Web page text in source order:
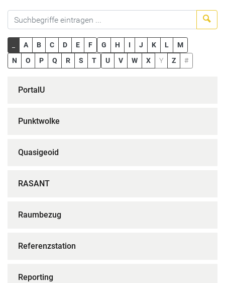
A B C D E F G H I J K L
M
N
O P Q R S T U V W X Y Z #
PortalU
Punktwolke
Quasigeoid
RASANT
Raumbezug
Referenzstation
Reporting